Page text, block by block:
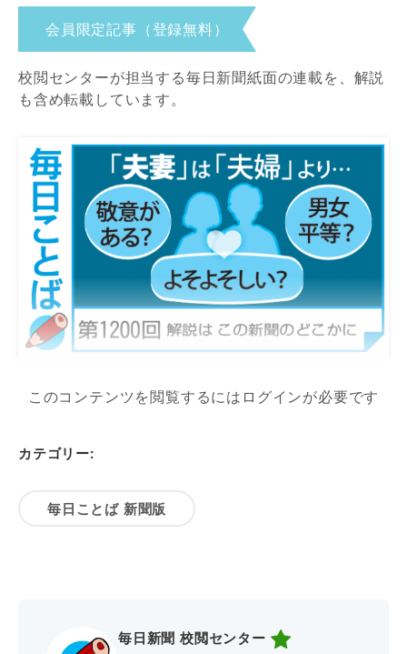
会員限定記事（登録無料）
校閲センターが担当する毎日新聞紙面の連載を、解説
も含め転載しています。
このコンテンツを閲覧するにはログインが必要です
カテゴリー:
毎日ことば 新聞版
毎日新聞 校閲センター